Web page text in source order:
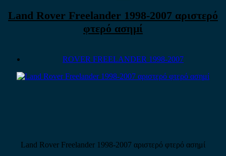
Land Rover Freelander 1998-2007 αριστερό
φτερό ασημί
ROVER FREELANDER 1998-2007
Land Rover Freelander 1998-2007 αριστερό φτερό ασημί